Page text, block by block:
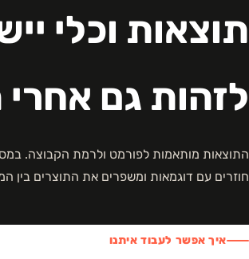
תוצאות וכלי
לזהות גם
התוצאות מותאמות לפורמט ולרמת הקבוצה.
חוזרים עם דוגמאות ומשפרים את התוצרים בין
איך אפשר לעבוד איתנו